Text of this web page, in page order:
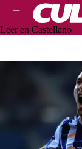
Leer en Castellano